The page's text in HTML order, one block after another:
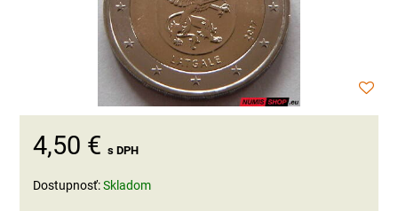
4,50 € s DPH
Dostupnosť:Skladom